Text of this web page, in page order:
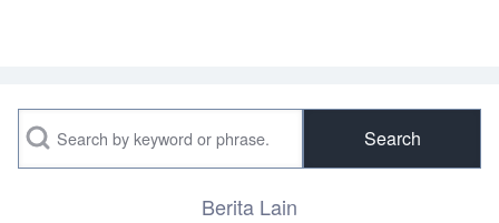
Search
Berita Lain